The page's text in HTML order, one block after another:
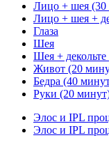
Лицо + шея (30
Лицо + шея +
Глаза
Шея
Шея +
Живот (20
Бедра (40
Руки (20
Элос и IPL
Элос и IPL